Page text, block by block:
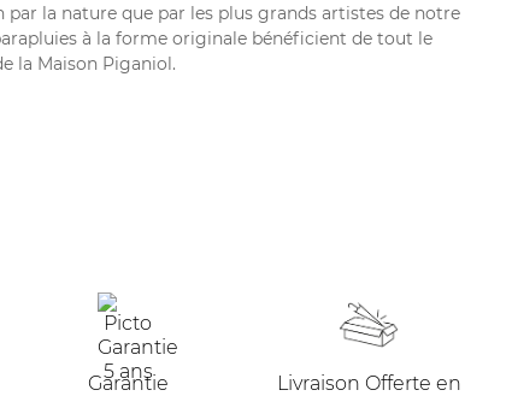
par la nature que par les plus grands artistes de notre
à la forme originale bénéficient de tout le
la Maison Piganiol.
Garantie
Livraison Offerte en